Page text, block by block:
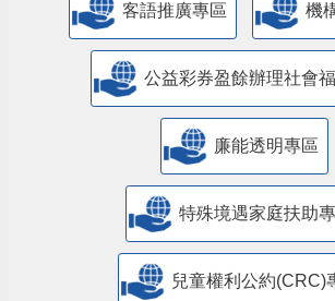
客語推廣專區 機
公益彩券盈餘辦理社會
廉能透明專區
特殊境遇家庭扶助
兒童權利公約(CRC)